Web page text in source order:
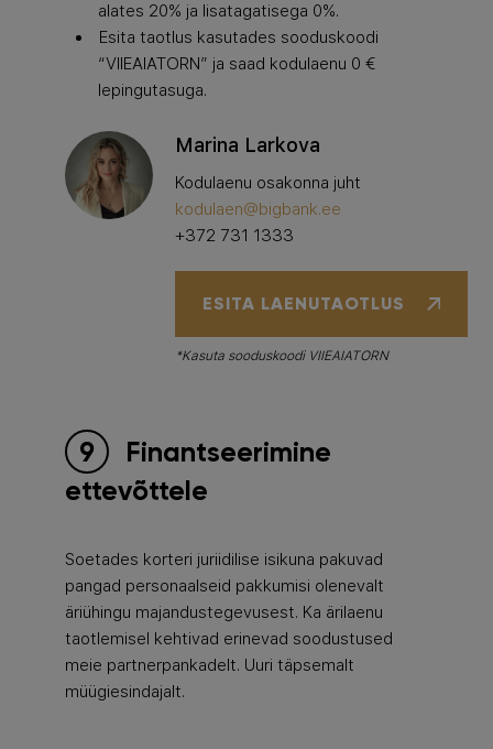
alates 20% ja lisatagatisega 0%.
Esita taotlus kasutades sooduskoodi
“VIIEAIATORN” ja saad kodulaenu 0 €
lepingutasuga.
Marina Larkova
Kodulaenu osakonna juht
kodulaen@bigbank.ee
+372 731 1333
ESITA LAENUTAOTLUS
*Kasuta sooduskoodi VIIEAIATORN
Finantseerimine
ettevõttele
Soetades korteri juriidilise isikuna pakuvad
pangad personaalseid pakkumisi olenevalt
äriühingu majandustegevusest. Ka ärilaenu
taotlemisel kehtivad erinevad soodustused
meie partnerpankadelt. Uuri täpsemalt
müügiesindajalt.